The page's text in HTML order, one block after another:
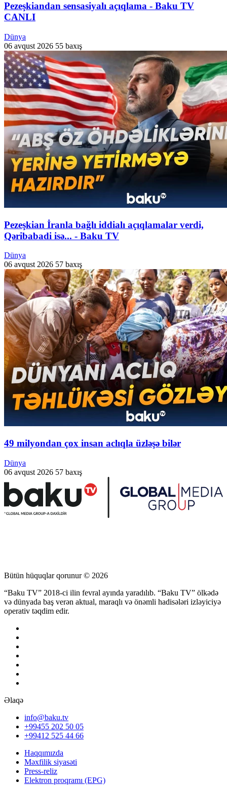
Pezeşkiandan sensasiyalı açıqlama - Baku TV
CANLI
Dünya
06 avqust 2026 55 baxış
Pezeşkian İranla bağlı iddialı açıqlamalar verdi,
Qəribabadi isə... - Baku TV
Dünya
06 avqust 2026 57 baxış
49 milyondan çox insan aclıqla üzləşə bilər
Dünya
06 avqust 2026 57 baxış
Bütün hüquqlar qorunur © 2026
“Baku TV” 2018-ci ilin fevral ayında yaradılıb. “Baku TV” ölkədə
və dünyada baş verən aktual, maraqlı və önəmli hadisələri izləyiciyə
operativ təqdim edir.
Əlaqə
info@baku.tv
+99455 202 50 05
+99412 525 44 66
Haqqımızda
Məxfilik siyasəti
Press-reliz
Elektron proqramı (EPG)